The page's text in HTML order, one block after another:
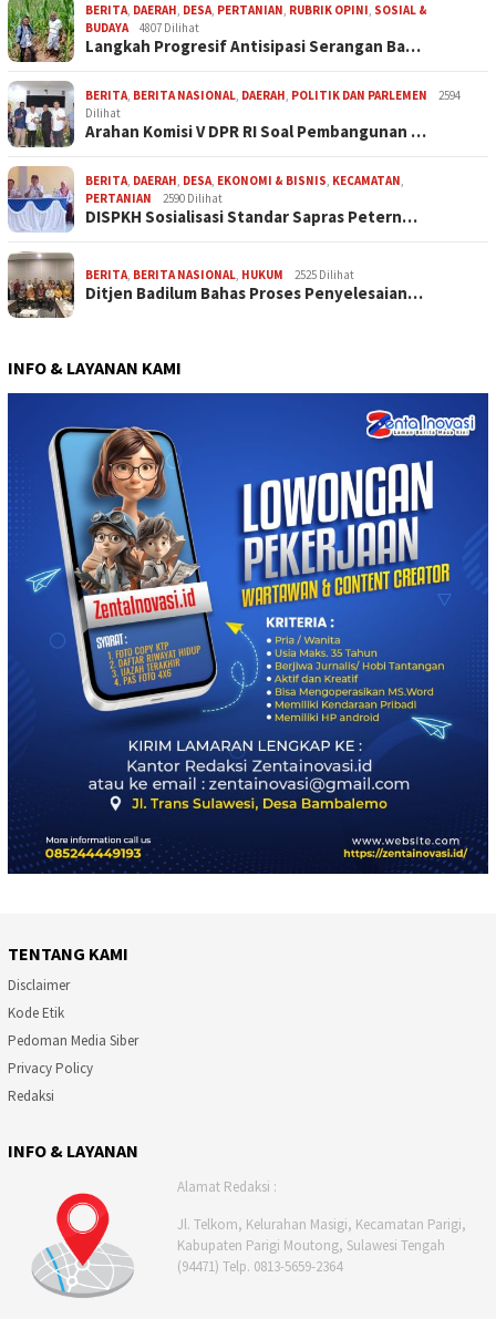
BERITA, DAERAH, DESA, PERTANIAN, RUBRIK OPINI, SOSIAL &
BUDAYA
4807 Dilihat
Langkah Progresif Antisipasi Serangan Ba…
BERITA, BERITA NASIONAL, DAERAH, POLITIK DAN PARLEMEN
2594
Dilihat
Arahan Komisi V DPR RI Soal Pembangunan …
BERITA, DAERAH, DESA, EKONOMI & BISNIS, KECAMATAN,
PERTANIAN
2590 Dilihat
DISPKH Sosialisasi Standar Sapras Petern…
BERITA, BERITA NASIONAL, HUKUM 2525 Dilihat
Ditjen Badilum Bahas Proses Penyelesaian…
INFO & LAYANAN KAMI
TENTANG KAMI
Disclaimer
Kode Etik
Pedoman Media Siber
Privacy Policy
Redaksi
INFO & LAYANAN
Alamat Redaksi :
Jl. Telkom, Kelurahan Masigi, Kecamatan Parigi,
Kabupaten Parigi Moutong, Sulawesi Tengah
(94471) Telp. 0813-5659-2364